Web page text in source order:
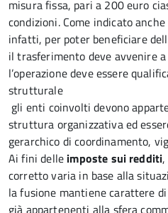
misura fissa, pari a 200 euro
condizioni. Come indicato
infatti, per poter beneficiare
il trasferimento deve avvenire
l’operazione deve essere
strutturale
gli enti coinvolti devono
struttura organizzativa ed
gerarchico di coordinamento,
Ai fini delle imposte sui redditi
corretto varia in base alla
la fusione mantiene carattere
già appartenenti alla sfera